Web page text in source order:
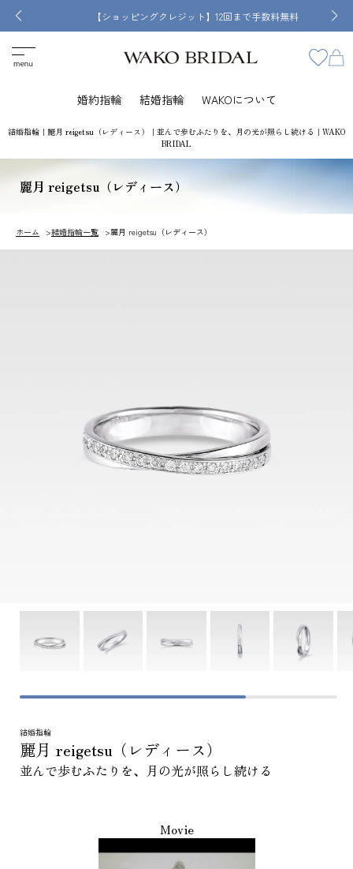
【ショッピングクレジット】12回まで手数料無料
婚約指輪 結婚指輪 WAKOについて
結婚指輪｜麗月 reigetsu（レディース）｜並んで歩むふたりを、月の光が照らし続ける｜WAKO
BRIDAL
麗月 reigetsu（レディース）
ホーム 結婚指輪一覧 麗月 reigetsu（レディース）
結婚指輪
麗月 reigetsu（レディース）
並んで歩むふたりを、月の光が照らし続ける
Movie